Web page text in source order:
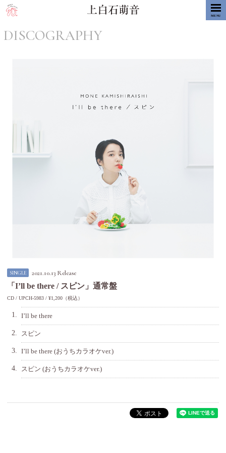
MENU
DISCOGRAPHY
SINGLE 2021.10.13 Release
「I’ll be there / スピン」通常盤
CD UPCH-5983 ¥1,200（税込）
1. I’ll be there
2. スピン
3. I’ll be there (おうちカラオケver.)
4. スピン (おうちカラオケver.)